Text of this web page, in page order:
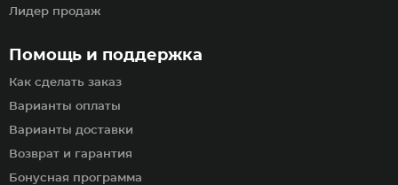
Помощь и поддержка
Как сделать заказ
Варианты оплаты
Варианты доставки
Возврат и гарантия
Бонусная программа
Лидер продаж